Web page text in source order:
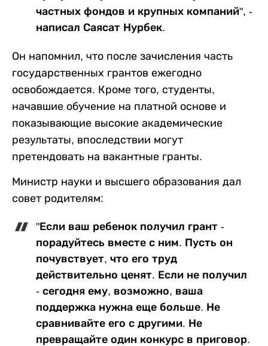
частных фондов и крупных компаний", -
написал Саясат Нурбек.
Он напомнил, что после зачисления часть
государственных грантов ежегодно
освобождается. Кроме того, студенты,
начавшие обучение на платной основе и
показывающие высокие академические
результаты, впоследствии могут
претендовать на вакантные гранты.
Министр науки и высшего образования дал
совет родителям:
"Если ваш ребенок получил грант -
порадуйтесь вместе с ним. Пусть он
почувствует, что его труд
действительно ценят. Если не получил
- сегодня ему, возможно, ваша
поддержка нужна еще больше. Не
сравнивайте его с другими. Не
превращайте один конкурс в приговор.